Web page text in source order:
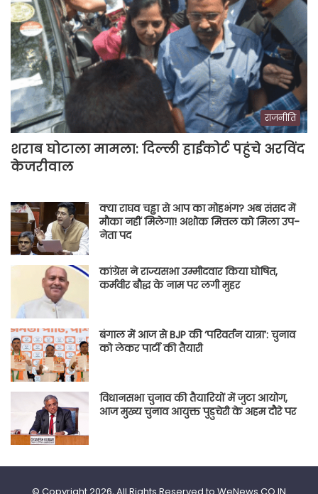
राजनीति
शराब घोटाला मामला: दिल्ली हाईकोर्ट पहुंचे अरविंद
केजरीवाल
क्या राघव चड्ढा से आप का मोहभंग? अब संसद में
मौका नहीं मिलेगा! अशोक मित्तल को मिला उप-
नेता पद
कांग्रेस ने राज्यसभा उम्मीदवार किया घोषित,
कर्मवीर बौद्ध के नाम पर लगी मुहर
बंगाल में आज से BJP की ‘परिवर्तन यात्रा’: चुनाव
को लेकर पार्टी की तैयारी
विधानसभा चुनाव की तैयारियों में जुटा आयोग,
आज मुख्य चुनाव आयुक्त पुडुचेरी के अहम दौरे पर